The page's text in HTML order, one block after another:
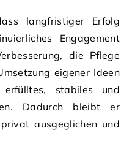
langfristiger Erfolg
Engagement
die Pflege
eigener Ideen
stabiles und
Dadurch bleibt er
ausgeglichen und